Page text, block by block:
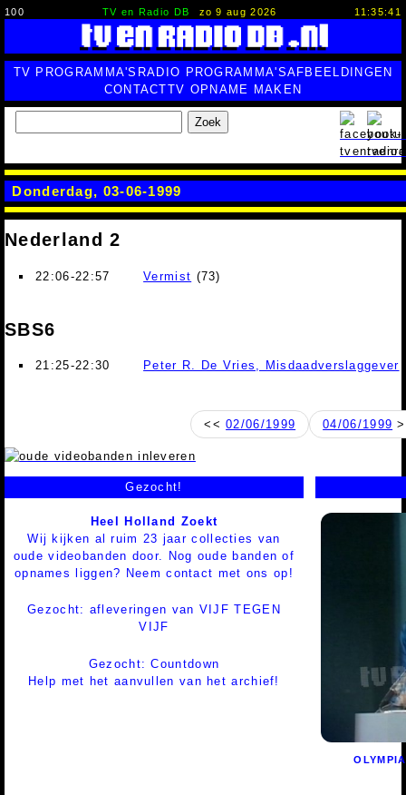
100 TV en Radio DB zo 9 aug 2026 11:35:42
TV PROGRAMMA'S RADIO PROGRAMMA'SAFBEELDINGEN
CONTACTTV OPNAME MAKEN
Zoek
Donderdag, 03-06-1999
Nederland 2
22:06-22:57 Vermist (73)
SBS6
21:25-22:30 Peter R. De Vries, Misdaadverslaggever
<<02/06/1999 04/06/1999
Gezocht!
Heel Holland Zoekt
Wij kijken al ruim 23 jaar collecties van
oude videobanden door. Nog oude banden of
opnames liggen? Neem contact met ons op!
Gezocht: afleveringen van VIJF TEGEN
VIJF
Gezocht: Countdown
Help met het aanvullen van het archief!